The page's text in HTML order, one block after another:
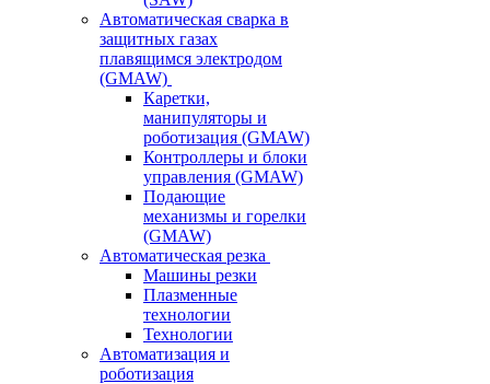
Автоматическая сварка в
защитных газах
плавящимся электродом
(GMAW)
Каретки,
манипуляторы и
роботизация (GMAW)
Контроллеры и блоки
управления (GMAW)
Подающие
механизмы и горелки
(GMAW)
Автоматическая резка
Машины резки
Плазменные
технологии
Технологии
Автоматизация и
роботизация